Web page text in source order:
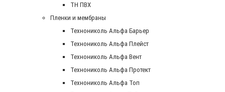
ТН ПВХ
Пленки и мембраны
Технониколь Альфа Барьер
Технониколь Альфа Плейст
Технониколь Альфа Вент
Технониколь Альфа Протект
Технониколь Альфа Топ